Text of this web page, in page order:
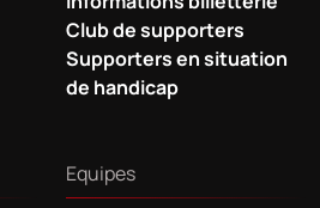
Club de supporters
Supporters en situation
de handicap
Equipes